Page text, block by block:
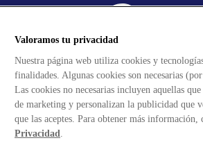
Valoramos tu privacidad
Nuestra página web utiliza cookies y
finalidades. Algunas cookies son necesarias
Las cookies no necesarias incluyen aquellas
de marketing y personalizan la publicidad que
que las aceptes. Para obtener más información,
Privacidad.